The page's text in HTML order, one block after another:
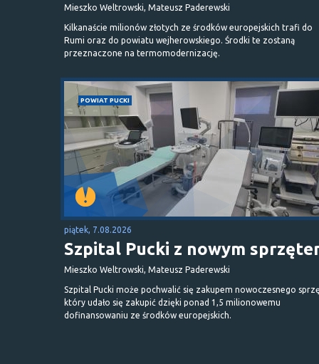
Mieszko Weltrowski, Mateusz Paderewski
Kilkanaście milionów złotych ze środków europejskich trafi do
Rumi oraz do powiatu wejherowskiego. Środki te zostaną
przeznaczone na termomodernizację.
POWIAT PUCKI
piątek, 7.08.2026
Szpital Pucki z nowym
Mieszko Weltrowski, Mateusz Paderewski
Szpital Pucki może pochwalić się zakupem nowoczesnego
który udało się zakupić dzięki ponad 1,5 milionowemu
dofinansowaniu ze środków europejskich.